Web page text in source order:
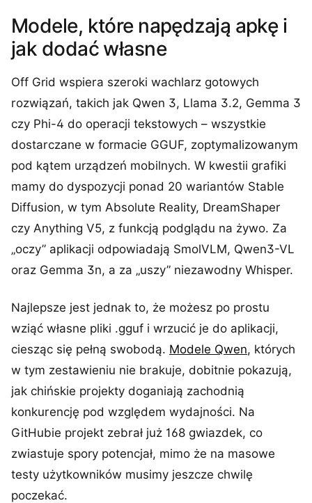
Modele, które napędzają apkę i
jak dodać własne
Off Grid wspiera szeroki wachlarz gotowych
rozwiązań, takich jak Qwen 3, Llama 3.2, Gemma 3
czy Phi-4 do operacji tekstowych – wszystkie
dostarczane w formacie GGUF, zoptymalizowanym
pod kątem urządzeń mobilnych. W kwestii grafiki
mamy do dyspozycji ponad 20 wariantów Stable
Diffusion, w tym Absolute Reality, DreamShaper
czy Anything V5, z funkcją podglądu na żywo. Za
„oczy” aplikacji odpowiadają SmolVLM, Qwen3-VL
oraz Gemma 3n, a za „uszy” niezawodny Whisper.
Najlepsze jest jednak to, że możesz po prostu
wziąć własne pliki .gguf i wrzucić je do aplikacji,
ciesząc się pełną swobodą. Modele Qwen, których
w tym zestawieniu nie brakuje, dobitnie pokazują,
jak chińskie projekty doganiają zachodnią
konkurencję pod względem wydajności. Na
GitHubie projekt zebrał już 168 gwiazdek, co
zwiastuje spory potencjał, mimo że na masowe
testy użytkowników musimy jeszcze chwilę
poczekać.